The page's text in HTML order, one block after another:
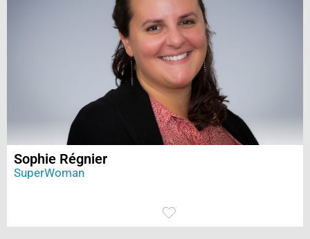
Sophie Régnier
SuperWoman